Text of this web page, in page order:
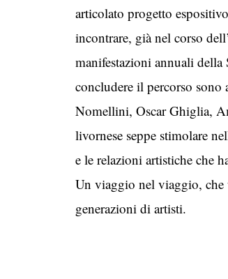
articolato progetto
incontrare, già nel corso
manifestazioni annuali
concludere il percorso
Nomellini, Oscar Ghiglia,
livornese seppe stimolare
e le relazioni artistiche che
Un viaggio nel viaggio, che
generazioni di artisti.